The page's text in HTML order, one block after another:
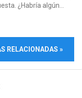
¿Habría algún...
RELACIONADAS »